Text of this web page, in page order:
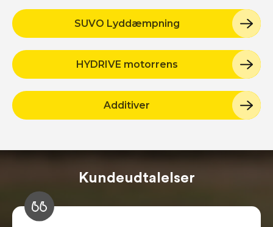
SUVO Lyddæmpning
HYDRIVE motorrens
Additiver
Kundeudtalelser